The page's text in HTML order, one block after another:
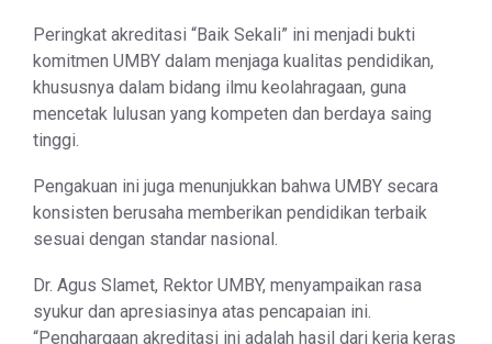
Peringkat akreditasi “Baik Sekali” ini menjadi bukti
komitmen UMBY dalam menjaga kualitas pendidikan,
khususnya dalam bidang ilmu keolahragaan, guna
mencetak lulusan yang kompeten dan berdaya saing
tinggi.
Pengakuan ini juga menunjukkan bahwa UMBY secara
konsisten berusaha memberikan pendidikan terbaik
sesuai dengan standar nasional.
Dr. Agus Slamet, Rektor UMBY, menyampaikan rasa
syukur dan apresiasinya atas pencapaian ini.
“Penghargaan akreditasi ini adalah hasil dari kerja keras